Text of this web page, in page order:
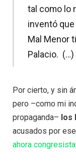
tal como lo
inventó que
Mal Menor
Palacio. (…)
Por cierto, y sin
pero –como mi
propaganda– los
acusados por
ahora